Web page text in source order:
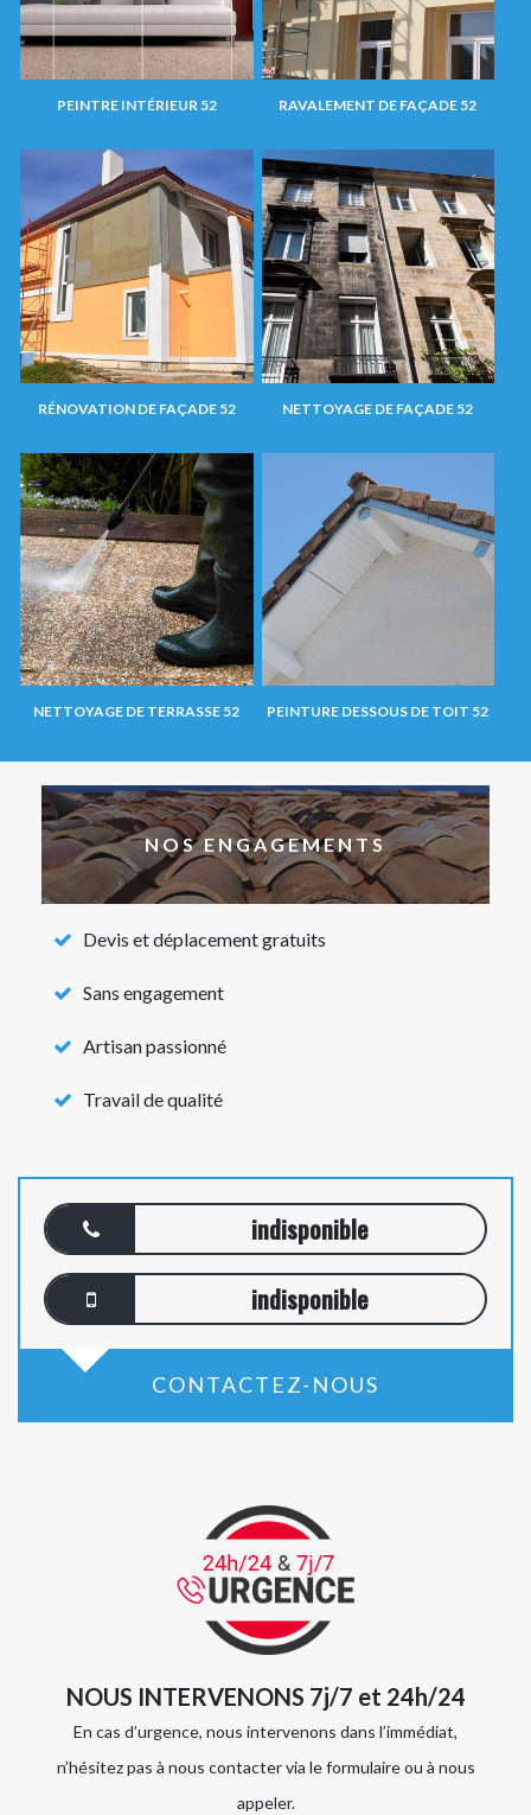
PEINTRE INTÉRIEUR 52 RAVALEMENT DE FAÇADE 52
RÉNOVATION DE FAÇADE 52 NETTOYAGE DE FAÇADE 52
NETTOYAGE DE TERRASSE 52 PEINTURE DESSOUS DE TOIT 52
NOS ENGAGEMENTS
Devis et déplacement gratuits
Sans engagement
Artisan passionné
Travail de qualité
indisponible
indisponible
CONTACTEZ-NOUS
NOUS INTERVENONS 7j/7 et 24h/24
En cas d’urgence, nous intervenons dans l’immédiat,
n’hésitez pas à nous contacter via le formulaire ou à nous
appeler.